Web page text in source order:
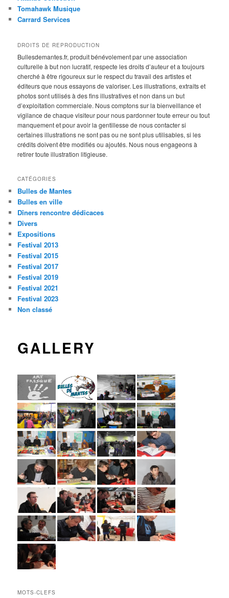
Tomahawk Musique
Carrard Services
DROITS DE REPRODUCTION
Bullesdemantes.fr, produit bénévolement par une association
culturelle à but non lucratif, respecte les droits d’auteur et a toujours
cherché à être rigoureux sur le respect du travail des artistes et
éditeurs que nous essayons de valoriser. Les illustrations, extraits et
photos sont utilisés à des fins illustratives et non dans un but
d’exploitation commerciale. Nous comptons sur la bienveillance et
vigilance de chaque visiteur pour nous pardonner toute erreur ou tout
manquement et pour avoir la gentillesse de nous contacter si
certaines illustrations ne sont pas ou ne sont plus utilisables, si les
crédits doivent être modifiés ou ajoutés. Nous nous engageons à
retirer toute illustration litigieuse.
CATÉGORIES
Bulles de Mantes
Bulles en ville
Dîners rencontre dédicaces
Divers
Expositions
Festival 2013
Festival 2015
Festival 2017
Festival 2019
Festival 2021
Festival 2023
Non classé
GALLERY
MOTS-CLEFS